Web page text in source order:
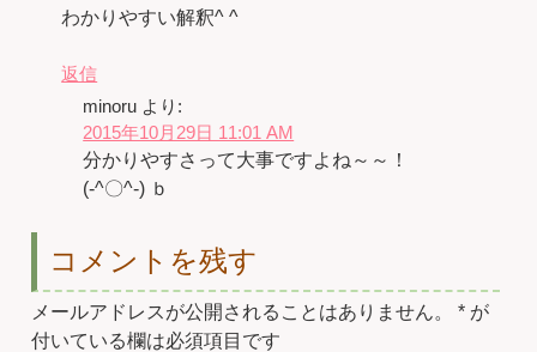
わかりやすい解釈^ ^
返信
minoru より:
2015年10月29日 11:01 AM
分かりやすさって大事ですよね～～！
(-^〇^-) ｂ
コメントを残す
メールアドレスが公開されることはありません。 * が
付いている欄は必須項目です